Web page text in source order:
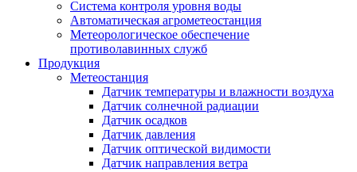
Система контроля уровня воды
Автоматическая агрометеостанция
Метеорологическое обеспечение
противолавинных служб
Продукция
Метеостанция
Датчик температуры и влажности воздуха
Датчик солнечной радиации
Датчик осадков
Датчик давления
Датчик оптической видимости
Датчик направления ветра